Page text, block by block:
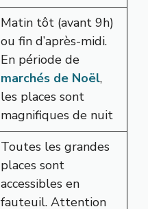
Matin tôt (avant 9h)
ou fin d’après-midi.
En période de
marchés de Noël,
les places sont
magnifiques de nuit
Toutes les grandes
places sont
accessibles en
fauteuil. Attention